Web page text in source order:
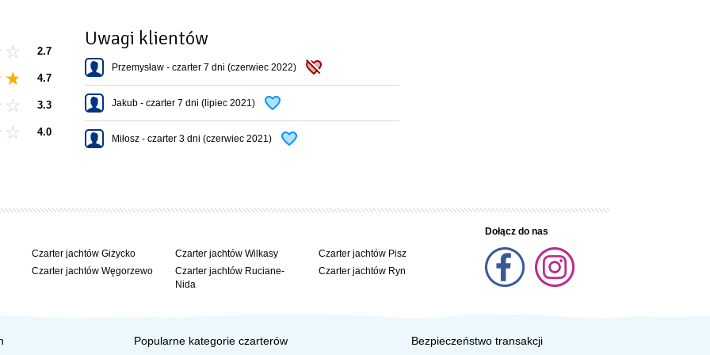
2.7
4.7
3.3
4.0
Uwagi klientów
Przemysław - czarter 7 dni (czerwiec 2022)
Jakub - czarter 7 dni (lipiec 2021)
Miłosz - czarter 3 dni (czerwiec 2021)
Czarter jachtów Giżycko
Czarter jachtów Węgorzewo
Czarter jachtów Wilkasy
Czarter jachtów Ruciane-
Nida
Czarter jachtów Pisz
Czarter jachtów Ryn
Dołącz do nas
Popularne kategorie czarterów Bezpieczeństwo transakcji